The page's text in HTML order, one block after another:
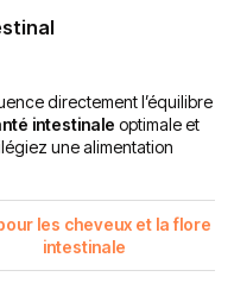
directement l’équilibre
intestinale optimale et
une alimentation
les cheveux et la flore
intestinale